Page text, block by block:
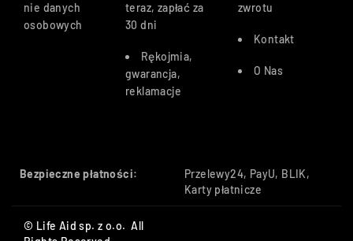
nie danych
osobowych
teraz, zapłać za
30 dni
Rękojmia,
gwarancja,
reklamacje
zwrotu
Kontakt
O Nas
Bezpieczne płatności:
Przelewy24, PayU, BLIK,
Karty płatnicze
© Life Aid sp. z o.o. All